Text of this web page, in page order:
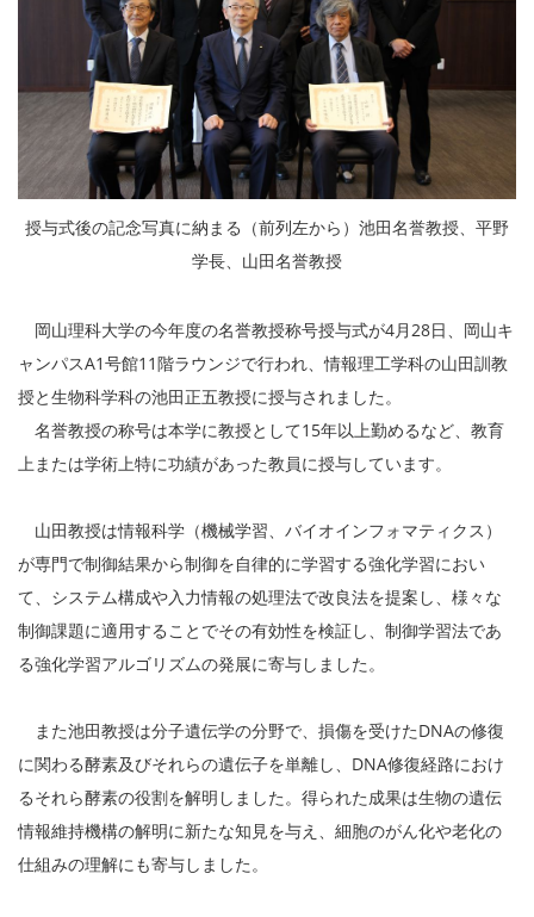
授与式後の記念写真に納まる（前列左から）池田名誉教授、平野
学長、山田名誉教授
岡山理科大学の今年度の名誉教授称号授与式が4月28日、岡山キ
ャンパスA1号館11階ラウンジで行われ、情報理工学科の山田訓教
授と生物科学科の池田正五教授に授与されました。
名誉教授の称号は本学に教授として15年以上勤めるなど、教育
上または学術上特に功績があった教員に授与しています。
山田教授は情報科学（機械学習、バイオインフォマティクス）
が専門で制御結果から制御を自律的に学習する強化学習におい
て、システム構成や入力情報の処理法で改良法を提案し、様々な
制御課題に適用することでその有効性を検証し、制御学習法であ
る強化学習アルゴリズムの発展に寄与しました。
また池田教授は分子遺伝学の分野で、損傷を受けたDNAの修復
に関わる酵素及びそれらの遺伝子を単離し、DNA修復経路におけ
るそれら酵素の役割を解明しました。得られた成果は生物の遺伝
情報維持機構の解明に新たな知見を与え、細胞のがん化や老化の
仕組みの理解にも寄与しました。